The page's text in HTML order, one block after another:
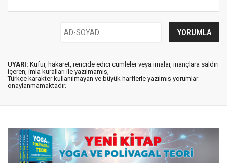
UYARI: Küfür, hakaret, rencide edici cümleler veya imalar, inançlara saldırı
içeren, imla kuralları ile yazılmamış,
Türkçe karakter kullanılmayan ve büyük harflerle yazılmış yorumlar
onaylanmamaktadır.